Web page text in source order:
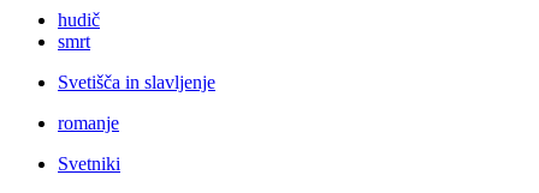
hudič
smrt
Svetišča in slavljenje
romanje
Svetniki